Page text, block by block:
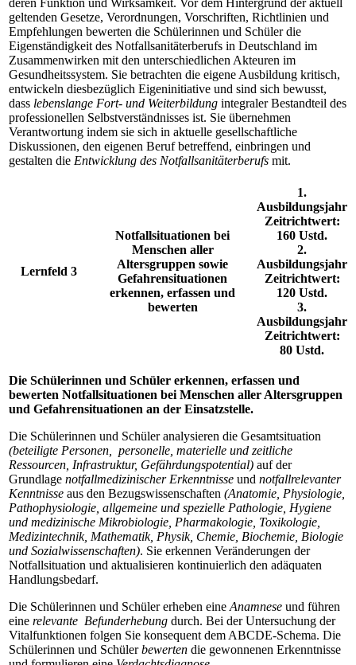
deren Funktion und Wirksamkeit. Vor dem Hintergrund der aktuell
geltenden Gesetze, Verordnungen, Vorschriften, Richtlinien und
Empfehlungen bewerten die Schülerinnen und Schüler die
Eigenständigkeit des Notfallsanitäterberufs in Deutschland im
Zusammenwirken mit den unterschiedlichen Akteuren im
Gesundheitssystem. Sie betrachten die eigene Ausbildung kritisch,
entwickeln diesbezüglich Eigeninitiative und sind sich bewusst,
dass lebenslange Fort- und Weiterbildung integraler Bestandteil des
professionellen Selbstverständnisses ist. Sie übernehmen
Verantwortung indem sie sich in aktuelle gesellschaftliche
Diskussionen, den eigenen Beruf betreffend, einbringen und
gestalten die Entwicklung des Notfallsanitäterberufs mit.
Lernfeld 3
Notfallsituationen bei
Menschen aller
Altersgruppen sowie
Gefahrensituationen
erkennen, erfassen und
bewerten
1.
Ausbildungsjahr
Zeitrichtwert:
160 Ustd.
2.
Ausbildungsjahr
Zeitrichtwert:
120 Ustd.
3.
Ausbildungsjahr
Zeitrichtwert:
80 Ustd.
Die Schülerinnen und Schüler erkennen, erfassen und
bewerten Notfallsituationen bei Menschen aller Altersgruppen
und Gefahrensituationen an der Einsatzstelle.
Die Schülerinnen und Schüler analysieren die Gesamtsituation
(beteiligte Personen, personelle, materielle und zeitliche
Ressourcen, Infrastruktur, Gefährdungspotential) auf der
Grundlage notfallmedizinischer Erkenntnisse und notfallrelevanter
Kenntnisse aus den Bezugswissenschaften (Anatomie, Physiologie,
Pathophysiologie, allgemeine und spezielle Pathologie, Hygiene
und medizinische Mikrobiologie, Pharmakologie, Toxikologie,
Medizintechnik, Mathematik, Physik, Chemie, Biochemie, Biologie
und Sozialwissenschaften). Sie erkennen Veränderungen der
Notfallsituation und aktualisieren kontinuierlich den adäquaten
Handlungsbedarf.
Die Schülerinnen und Schüler erheben eine Anamnese und führen
eine relevante Befunderhebung durch. Bei der Untersuchung der
Vitalfunktionen folgen Sie konsequent dem ABCDE-Schema. Die
Schülerinnen und Schülerbewerten die gewonnenen Erkenntnisse